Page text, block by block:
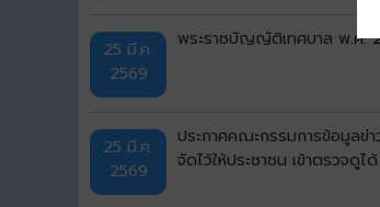
25 มี.ค.
2569
พระราชบัญญัติเทศบาล พ.ศ.
25 มี.ค.
2569
ประกาศคณะกรรมการข้อมูลข่
จัดไว้ให้ประชาชน เข้าตรวจ